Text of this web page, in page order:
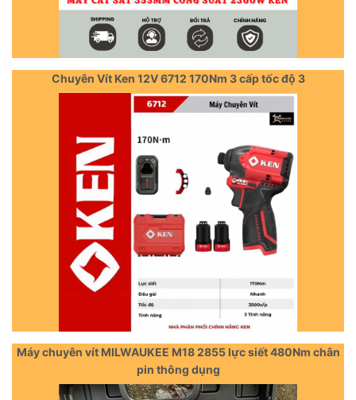
Chuyên Vít Ken 12V 6712 170Nm 3 cấp tốc độ 3
Máy chuyên vít MILWAUKEE M18 2855 lực siết 480Nm chân
pin thông dụng